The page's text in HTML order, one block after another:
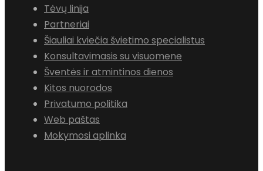
Tėvų linija
Partneriai
Šiauliai kviečia švietimo specialistus
Konsultavimasis su visuomene
Šventės ir atmintinos dienos
Kitos nuorodos
Privatumo politika
Web paštas
Mokymosi aplinka